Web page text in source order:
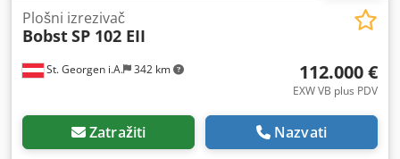
St. Georgen i.A. 342 km
Plošni izrezivač
BobstSP 102 EII
112.000 €
EXW VB plus PDV
Zatražiti Nazvati